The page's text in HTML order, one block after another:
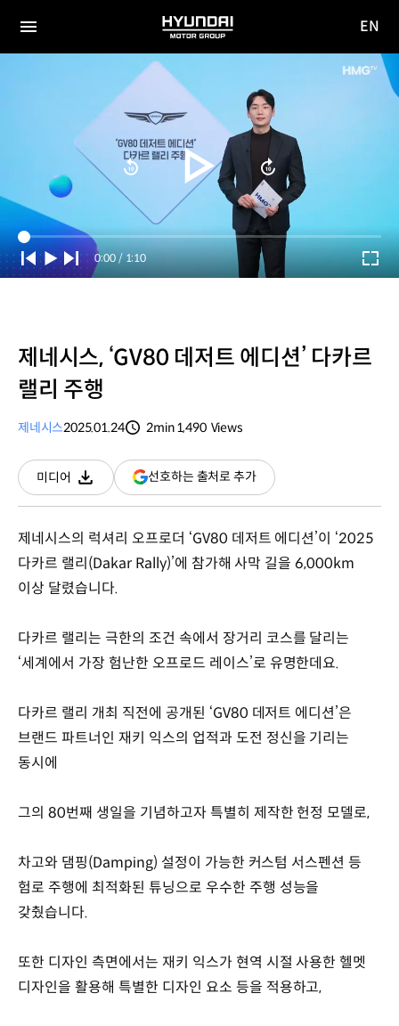
전체
HYUNDAI
MOTOR
GROUP
사이
EN
Current
Time
0:00 / Duration
1:10
제네시스, ‘GV80 데저트 에디션’ 다카르
랠리 주행
제네시스2025.01.24
2min1,490 Views
미디어
다운로드
선호하는 출처로 추가(새
창
제네시스의 럭셔리 오프로더 ‘GV80 데저트 에디션’이 ‘2025
다카르 랠리(Dakar Rally)’에 참가해 사막 길을 6,000km
이상 달렸습니다.
다카르 랠리는 극한의 조건 속에서 장거리 코스를 달리는
‘세계에서 가장 험난한 오프로드 레이스’로 유명한데요.
다카르 랠리 개최 직전에 공개된 ‘GV80 데저트 에디션’은
브랜드 파트너인 재키 익스의 업적과 도전 정신을 기리는
동시에
그의 80번째 생일을 기념하고자 특별히 제작한 헌정 모델로,
차고와 댐핑(Damping) 설정이 가능한 커스텀 서스펜션 등
험로 주행에 최적화된 튜닝으로 우수한 주행 성능을
갖췄습니다.
또한 디자인 측면에서는 재키 익스가 현역 시절 사용한 헬멧
디자인을 활용해 특별한 디자인 요소 등을 적용하고,